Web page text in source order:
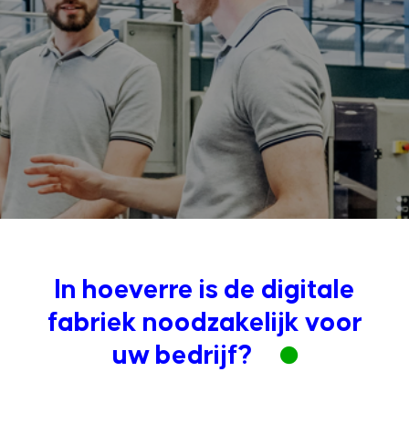
In hoeverre is de digitale
fabriek noodzakelijk voor
uw bedrijf?